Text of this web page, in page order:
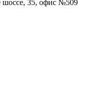
шоссе, 35, офис №509